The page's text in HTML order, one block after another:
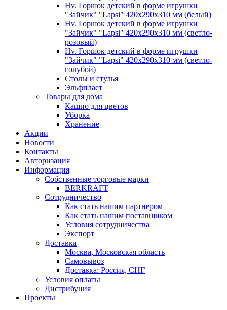
Hv. Горшок детский в форме игрушки
"Зайчик" "Lapsi" 420х290х310 мм (белый)
Hv. Горшок детский в форме игрушки
"Зайчик" "Lapsi" 420х290х310 мм (светло-
розовый)
Hv. Горшок детский в форме игрушки
"Зайчик" "Lapsi" 420х290х310 мм (светло-
голубой)
Столы и стулья
Эльфпласт
Товары для дома
Кашпо для цветов
Уборка
Хранение
Акции
Новости
Контакты
Авторизация
Информация
Собственные торговые марки
BERKRAFT
Сотрудничество
Как стать нашим партнером
Как стать нашим поставщиком
Условия сотрудничества
Экспорт
Доставка
Москва, Московская область
Самовывоз
Доставка: Россия, СНГ
Условия оплаты
Дистрибуция
Проекты